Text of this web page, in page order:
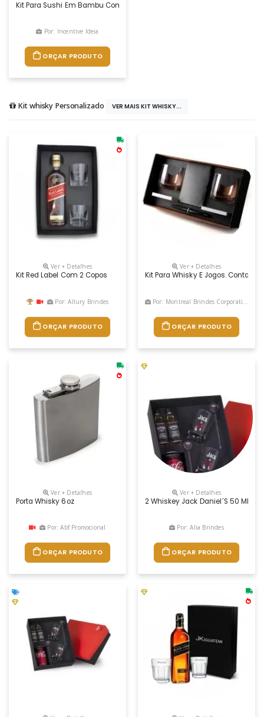
Kit Para Sushi Em Bambu Com Tapete, 2 Pares De Hashi, 1 Colher E 1
Por: Incentive Ideia
ORÇAR PRODUTO
Kit whisky Personalizado VER MAIS KIT WHISKY...
Ver + Detalhes
Kit Red Label Com 2 Copos
Por: Allury Brindes
ORÇAR PRODUTO
Ver + Detalhes
Kit Para Whisky E Jogos. Conta
Por: Montreal Brindes Corporativos
ORÇAR PRODUTO
Ver + Detalhes
Porta Whisky 6oz
Por: Abf Promocional
ORÇAR PRODUTO
Ver + Detalhes
2 Whiskey Jack Daniel´s 50 Ml 1
Por: Alia Brindes
ORÇAR PRODUTO